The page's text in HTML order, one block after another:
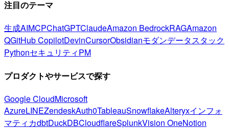
注目のテーマ
生成AIMCPChatGPTClaudeAmazon BedrockRAGAmazon
QGitHub CopilotDevinCursorObsidianモダンデータスタック
PythonセキュリティPM
プロダクトやサービスで探す
Google CloudMicrosoft
AzureLINEZendeskAuth0TableauSnowflakeAlteryxインフォ
マティカdbtDuckDBCloudflareSplunkVision OneNotion